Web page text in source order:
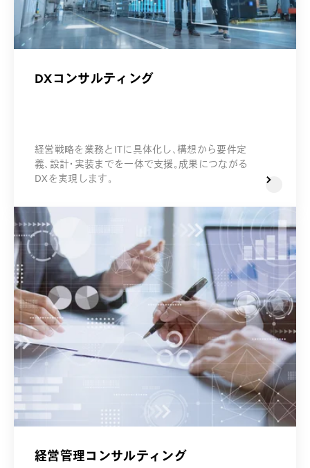
DXコンサルティング
経営戦略を業務とITに具体化し、構想から要件定
義、設計・実装までを一体で支援。成果につながる
DXを実現します。
経営管理コンサルティング